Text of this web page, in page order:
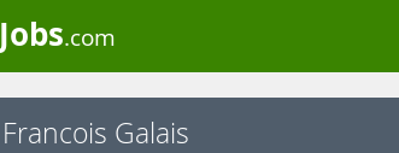
Jobs.com
Francois Galais